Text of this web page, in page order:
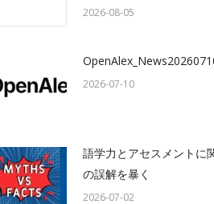
2026-08-05
2026-07-10
語学力とアセスメントに
の誤解を暴く
2026-07-02